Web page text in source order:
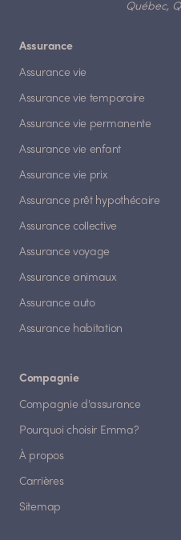
Québec,
Assurance
Assurance vie
Assurance vie temporaire
Assurance vie permanente
Assurance vie enfant
Assurance vie prix
Assurance prêt hypothécaire
Assurance collective
Assurance voyage
Assurance animaux
Assurance auto
Assurance habitation
Compagnie
Compagnie d'assurance
Pourquoi choisir Emma?
À propos
Carrières
Sitemap